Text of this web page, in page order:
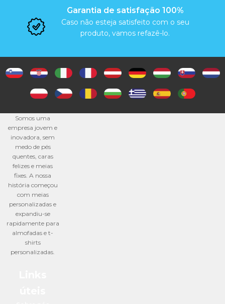
Garantia de satisfação 100%
Caso não esteja satisfeito com o seu
produto, vamos refazê-lo.
Somos uma
empresa jovem e
inovadora, sem
medo de pés
quentes, caras
felizes e meias
fixes. A nossa
história começou
com meias
personalizadas e
expandiu-se
rapidamente para
almofadas e t-
shirts
personalizadas.